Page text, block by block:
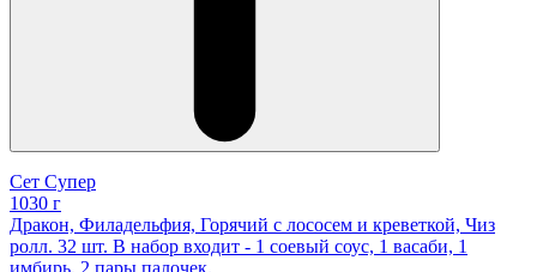
Сет Супер
1030 г
Дракон, Филадельфия, Горячий с лососем и креветкой, Чиз
ролл. 32 шт. В набор входит - 1 соевый соус, 1 васаби, 1
имбирь, 2 пары палочек.